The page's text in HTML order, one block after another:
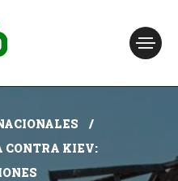
CONTRA KIEV: